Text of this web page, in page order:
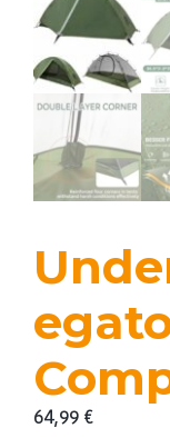
64,99€